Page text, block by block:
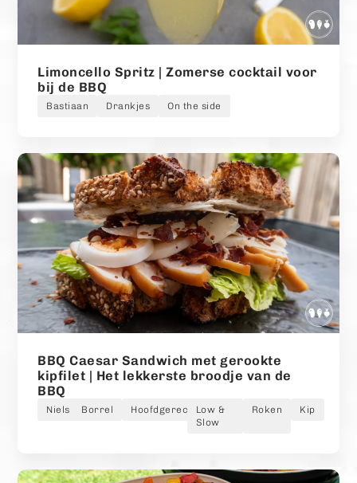
Limoncello Spritz | Zomerse cocktail voor
bij de BBQ
Bastiaan Drankjes On the side
BBQ Caesar Sandwich met gerookte
kipfilet | Het lekkerste broodje van de
BBQ
Niels Borrel HoofdgerechtLow &
Slow
Roken Kip